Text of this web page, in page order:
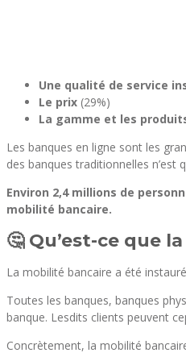
Une qualité de service
Le prix (29%)
La gamme et les
Les banques en ligne sont les
des banques traditionnelles n’est
Environ 2,4 millions de
mobilité bancaire.
🤔 Qu’est-ce que
La mobilité bancaire a été
Toutes les banques, banques
banque. Lesdits clients peuvent
Concrètement, la mobilité